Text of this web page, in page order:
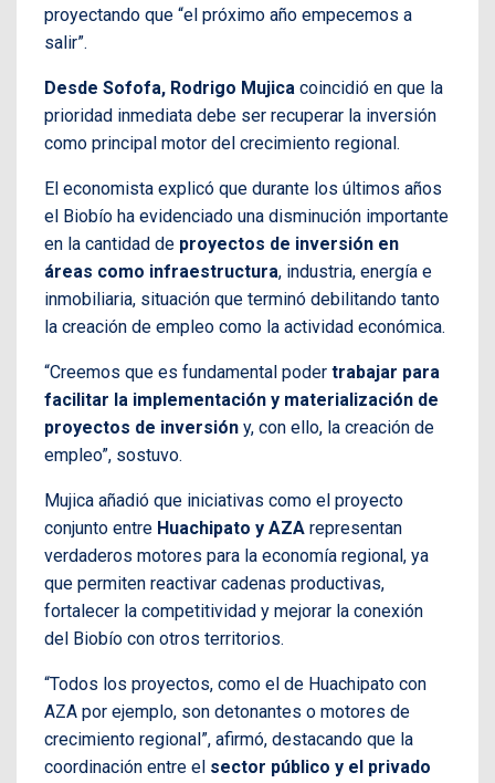
proyectando que “el próximo año empecemos a
salir”.
Desde Sofofa, Rodrigo Mujica coincidió en que la
prioridad inmediata debe ser recuperar la inversión
como principal motor del crecimiento regional.
El economista explicó que durante los últimos años
el Biobío ha evidenciado una disminución importante
en la cantidad de proyectos de inversión en
áreas como infraestructura, industria, energía e
inmobiliaria, situación que terminó debilitando tanto
la creación de empleo como la actividad económica.
“Creemos que es fundamental poder trabajar para
facilitar la implementación y materialización de
proyectos de inversión y, con ello, la creación de
empleo”, sostuvo.
Mujica añadió que iniciativas como el proyecto
conjunto entre Huachipato y AZA representan
verdaderos motores para la economía regional, ya
que permiten reactivar cadenas productivas,
fortalecer la competitividad y mejorar la conexión
del Biobío con otros territorios.
“Todos los proyectos, como el de Huachipato con
AZA por ejemplo, son detonantes o motores de
crecimiento regional”, afirmó, destacando que la
coordinación entre el sector público y el privado